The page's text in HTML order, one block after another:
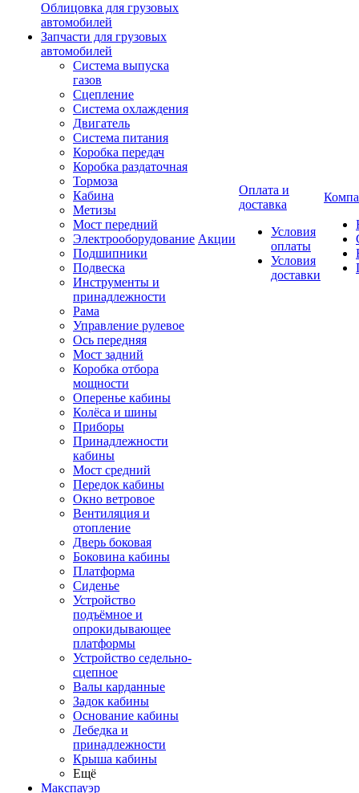
Облицовка для грузовых
автомобилей
Запчасти для грузовых
автомобилей
Система выпуска
газов
Сцепление
Система охлаждения
Двигатель
Система питания
Коробка передач
Коробка раздаточная
Тормоза
Кабина
Метизы
Мост передний
Электрооборудование
Подшипники
Подвеска
Инструменты и
принадлежности
Рама
Управление рулевое
Ось передняя
Мост задний
Коробка отбора
мощности
Оперенье кабины
Колёса и шины
Приборы
Принадлежности
кабины
Мост средний
Передок кабины
Окно ветровое
Вентиляция и
отопление
Дверь боковая
Боковина кабины
Платформа
Сиденье
Устройство
подъёмное и
опрокидывающее
платформы
Устройство седельно-
сцепное
Валы карданные
Задок кабины
Основание кабины
Лебедка и
принадлежности
Крыша кабины
Ещё
Макспауэр
Акции
Оплата и
доставка
Условия
оплаты
Условия
доставки